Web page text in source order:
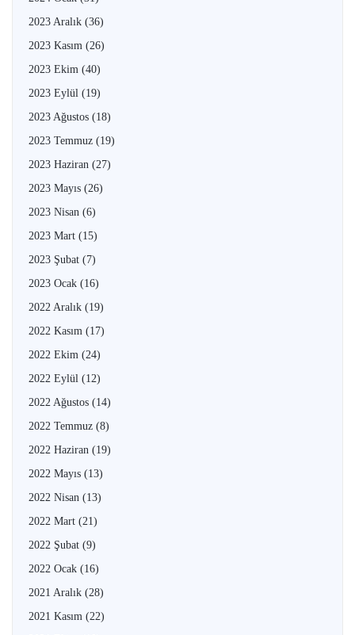
2023 Aralık (36)
2023 Kasım (26)
2023 Ekim (40)
2023 Eylül (19)
2023 Ağustos (18)
2023 Temmuz (19)
2023 Haziran (27)
2023 Mayıs (26)
2023 Nisan (6)
2023 Mart (15)
2023 Şubat (7)
2023 Ocak (16)
2022 Aralık (19)
2022 Kasım (17)
2022 Ekim (24)
2022 Eylül (12)
2022 Ağustos (14)
2022 Temmuz (8)
2022 Haziran (19)
2022 Mayıs (13)
2022 Nisan (13)
2022 Mart (21)
2022 Şubat (9)
2022 Ocak (16)
2021 Aralık (28)
2021 Kasım (22)